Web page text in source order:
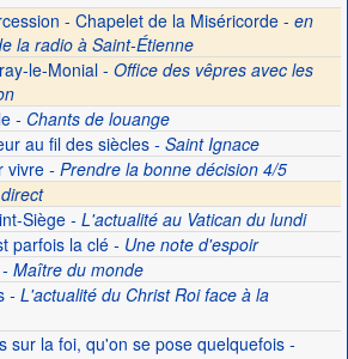
- Chapelet de la Miséricorde - en
la radio à Saint-Étienne
le-Monial - Office des vêpres avec les
- Chants de louange
au fil des siècles- Saint Ignace
vivre- Prendre la bonne décision 4/5
Siège- L'actualité au Vatican du lundi
parfois la clé- Une note d'espoir
- Maître du monde
- L'actualité du Christ Roi face à la
sur la foi, qu'on se pose quelquefois-